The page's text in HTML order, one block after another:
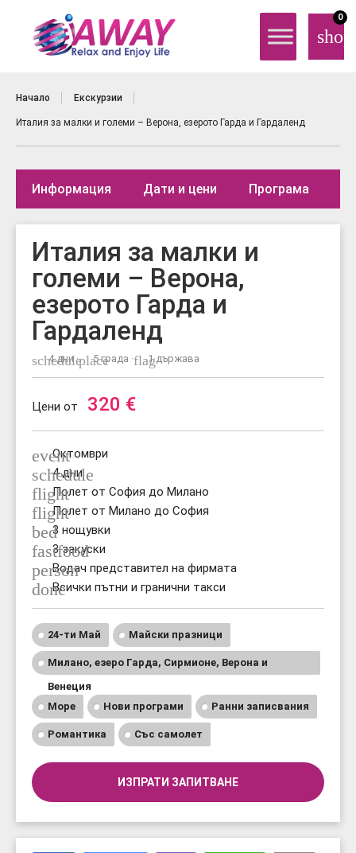
0
Начало Екскурзии
Италия за малки и големи – Верона, езерото Гарда и Гардаленд
Информация Дати и цени Програма
Италия за малки и
големи – Верона,
езерото Гарда и
Гардаленд
schedule
4 дни ·place5 града ·flag1 държава
Цени от 320 €
event
Октомври
schedule
4 дни
flightПолет от София до Милано
flightПолет от Милано до София
bed3 нощувки
fastfood
3 закуски
person
Водач представител на фирмата
doneВсички пътни и гранични такси
24-ти Май Майски празници
Милано, езеро Гарда, Сирмионе, Верона и
Венеция
Море
Нови програми Ранни записвания
Романтика Със самолет
ИЗПРАТИ ЗАПИТВАНЕ